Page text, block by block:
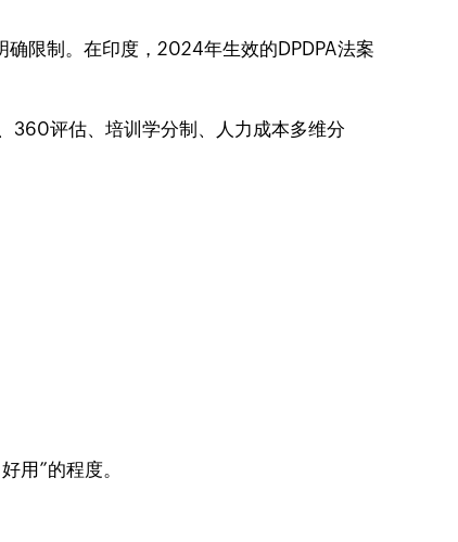
确限制。在印度，2024年生效的DPDPA法案
360评估、培训学分制、人力成本多维分
用”的程度。